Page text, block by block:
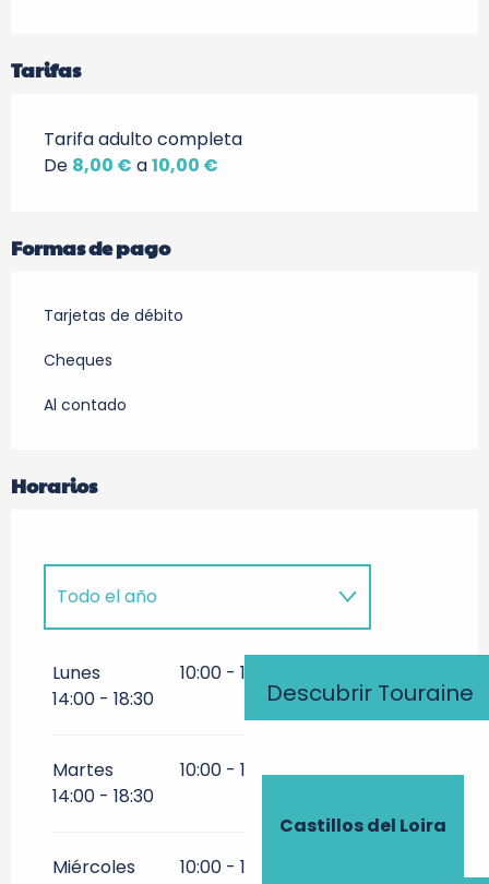
Descubrir Touraine
Castillos del Loira
Tarifas
Tarifa adulto completa
De 8,00 € a10,00 €
Formas de pago
Tarjetas de débito
Cheques
Al contado
Horarios
Todo el año
Todo el año 2027
Lunes 10:00 - 12:00
14:00 - 18:30
Martes 10:00 - 12:00
10:00 - 11:30
14:00 - 18:30
Miércoles 10:00 - 12:00